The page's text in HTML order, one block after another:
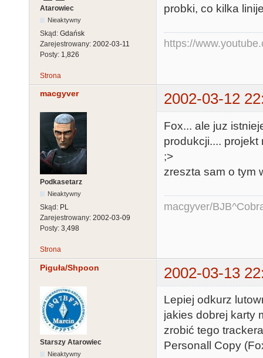
Atarowiec
Nieaktywny
Skąd: Gdańsk
Zarejestrowany: 2002-03-11
Posty: 1,826
probki, co kilka
https://
Strona
macgyver 2002-03-12
Podkasetarz
Nieaktywny
Skąd: PL
Zarejestrowany: 2002-03-09
Posty: 3,498
Fox... ale juz
produkcji....
;>
zreszta sam o tym
macgyver/
Strona
Piguła/Shpoon 2002-03-13
Starszy Atarowiec
Nieaktywny
Lepiej odkurz
jakies dobrej karty
zrobić tego
Personall Copy